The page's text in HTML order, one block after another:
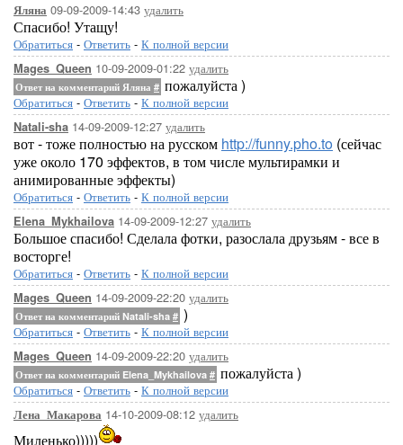
Яляна 09-09-2009-14:43 удалить
Спасибо! Утащу!
Обратиться - Ответить - К полной версии
Mages_Queen 10-09-2009-01:22 удалить
Ответ на комментарий Яляна # пожалуйста )
Обратиться - Ответить - К полной версии
Natali-sha 14-09-2009-12:27 удалить
вот - тоже полностью на русском http://funny.pho.to (сейчас
уже около 170 эффектов, в том числе мультирамки и
анимированные эффекты)
Обратиться - Ответить - К полной версии
Elena_Mykhailova 14-09-2009-12:27 удалить
Большое спасибо! Сделала фотки, разослала друзьям - все в
восторге!
Обратиться - Ответить - К полной версии
Mages_Queen 14-09-2009-22:20 удалить
Ответ на комментарий Natali-sha # )
Обратиться - Ответить - К полной версии
Mages_Queen 14-09-2009-22:20 удалить
Ответ на комментарий Elena_Mykhailova # пожалуйста )
Обратиться - Ответить - К полной версии
Лена_Макарова 14-10-2009-08:12 удалить
Миленько)))))